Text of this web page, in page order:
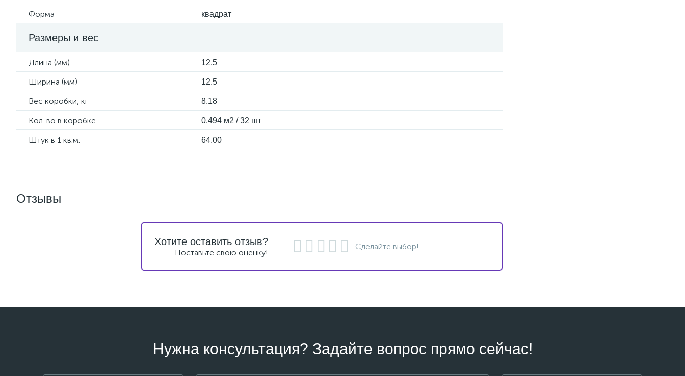
Форма квадрат
Размеры и вес
Длина (мм) 12.5
Ширина (мм) 12.5
Вес коробки, кг 8.18
Кол-во в коробке 0.494 м2 / 32 шт
Штук в 1 кв.м. 64.00
Отзывы
Хотите оставить отзыв?
Поставьте свою оценку!
Сделайте выбор!
Нужна консультация? Задайте вопрос прямо сейчас!